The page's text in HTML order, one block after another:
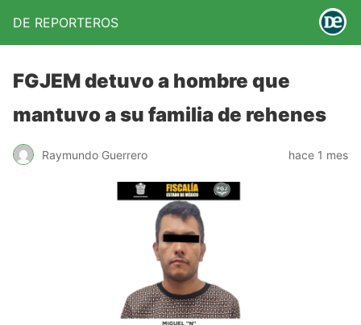
DE REPORTEROS
FGJEM detuvo a hombre que
mantuvo a su familia de rehenes
Raymundo Guerrero hace 1 mes